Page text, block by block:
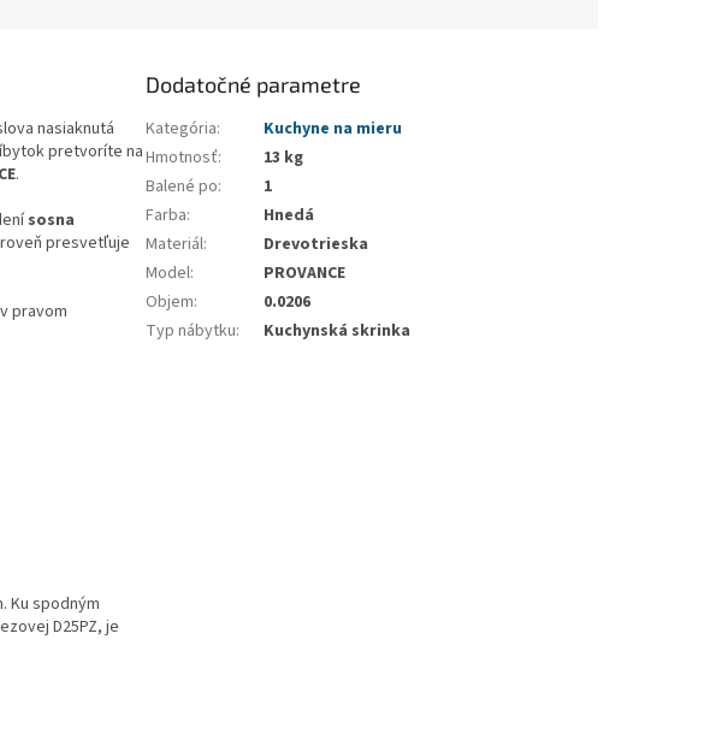
nasiaknutá
pretvoríte na
.
sosna
presvetľuje
pravom
Ku spodným
D25PZ, je
Dodatočné parametre
Kategória:
Kuchyne na mieru
Hmotnosť:
13 kg
Balené po:
1
Farba:
Hnedá
Materiál:
Drevotrieska
Model:
PROVANCE
Objem:
0.0206
Typ nábytku: Kuchynská skrinka